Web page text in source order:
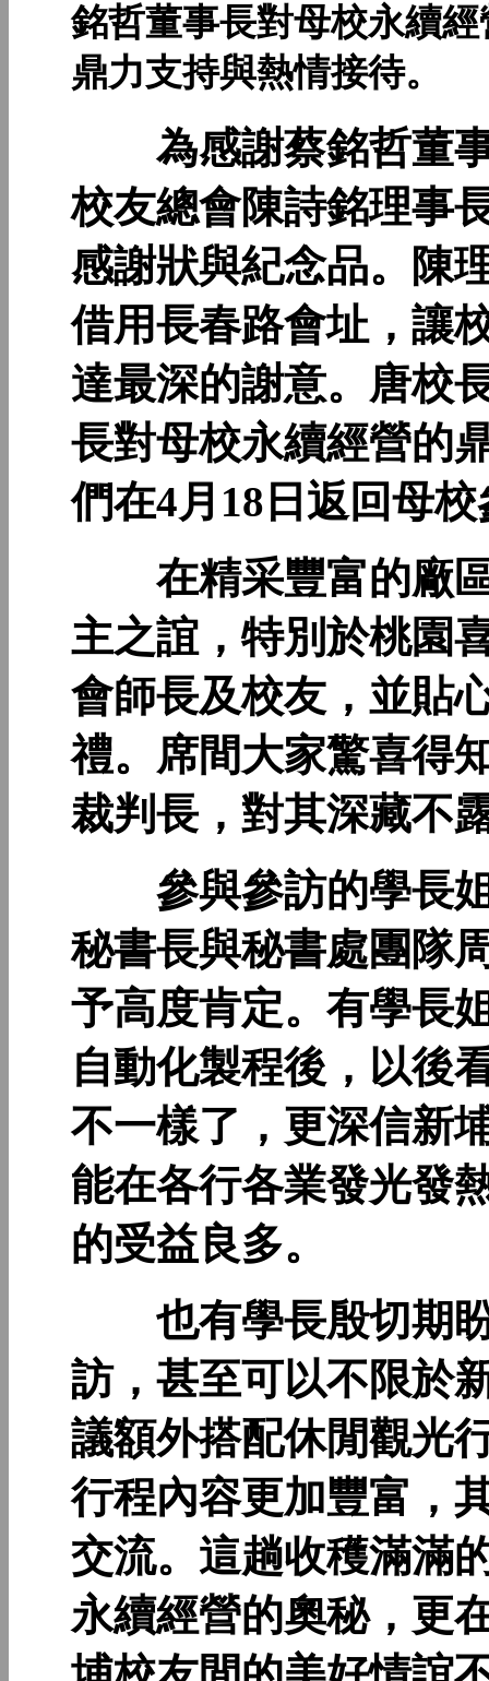
銘哲董事長對母校永續經
鼎力支持與熱情接待。
為感謝蔡銘哲董事
校友總會陳詩銘理事
感謝狀與紀念品。陳
借用長春路會址，讓
達最深的謝意。唐校
長對母校永續經營的
們在4月18日返回母
在精采豐富的廠區
主之誼，特別於桃園
會師長及校友，並貼
禮。席間大家驚喜得
裁判長，對其深藏不
參與參訪的學長姐
秘書長與秘書處團隊
予高度肯定。有學長
自動化製程後，以後
不一樣了，更深信新
能在各行各業發光發
的受益良多。
也有學長殷切期盼
訪，甚至可以不限於
議額外搭配休閒觀光
行程內容更加豐富，
交流。這趟收穫滿滿
永續經營的奧秘，更